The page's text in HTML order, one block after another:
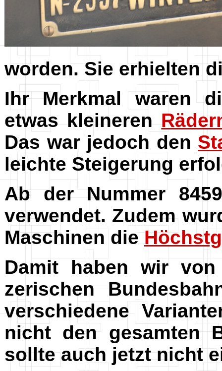
worden. Sie erhielten
Ihr Merkmal waren
etwas kleineren
Das war jedoch den
leichte Steigerung
Ab der Nummer
verwendet. Zudem
Maschinen die
Damit haben wir
zerischen
verschiedene
nicht den gesamten
sollte auch jetzt nicht